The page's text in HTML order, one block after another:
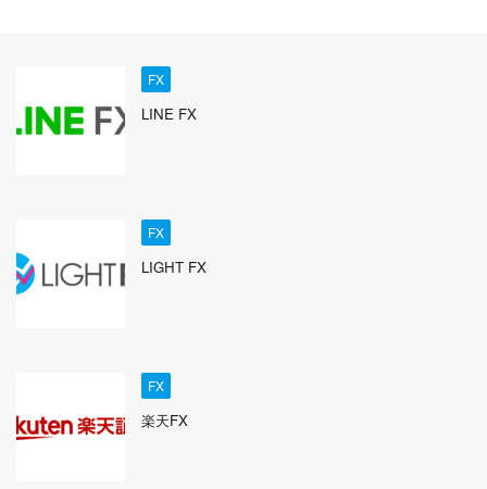
FX
LINE FX
FX
LIGHT FX
FX
楽天FX